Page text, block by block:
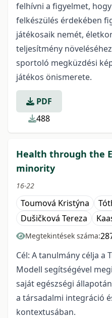
felhívni a figyelmet,
felkészülés érdekében
játékosaik nemét,
teljesítmény
sportoló megküzdési
játékos önismerete.
PDF
488
Health through the
minority
16-22
Toumová Kristýna
Dušičková Tereza
Megtekintések száma:
Cél: A tanulmány célja a
Modell segítségével
saját egészségi
a társadalmi integráció
kontextusában.